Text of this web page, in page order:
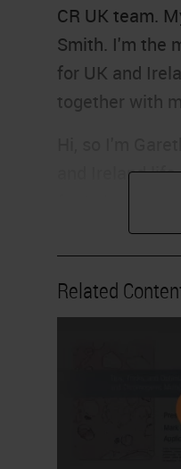
CR UK team.
Smith. I'm the
for UK and
together with
and Ireland
for Leica
like to
team from
Hi, my name's
here at the
Institute. Our
Related